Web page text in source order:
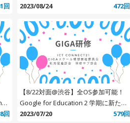
回
2023/08/24
472回
回
【8/22対面@渋谷】全OS参加可能！
Google for Education 2 学期に新たな
スタートをきるために 個別最適で協働
2023/07/20 579回